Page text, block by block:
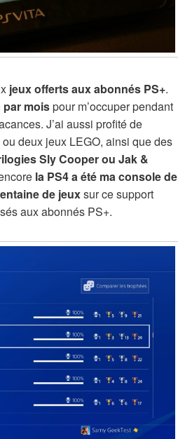
jeux offerts aux abonnés PS+.
moispour m’occuper pendant
J’ai aussi profité de
deux jeux LEGO, ainsi que des
Sly Cooper ou Jak &
la PS4 a été ma console de
de jeuxsur ce support
aux abonnés PS+.